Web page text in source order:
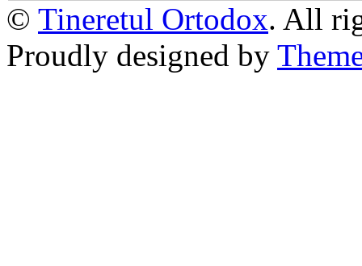
© Tineretul Ortodox. All
Proudly designed by